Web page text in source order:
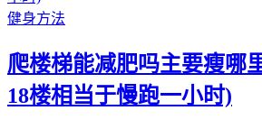
健身方法
爬楼梯能减肥吗主要瘦哪
18楼相当于慢跑一小时)